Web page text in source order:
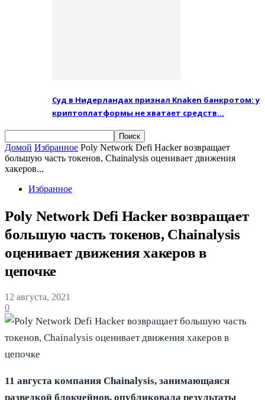
Суд в Нидерландах признал Knaken банкротом: у
криптоплатформы не хватает средств…
Домой Избранное Poly Network Defi Hacker возвращает
большую часть токенов, Chainalysis оценивает движения
хакеров...
Избранное
Poly Network Defi Hacker возвращает
большую часть токенов, Chainalysis
оценивает движения хакеров в
цепочке
12 августа, 2021
0
11 августа компания Chainalysis, занимающаяся
разведкой блокчейнов, опубликовала результаты